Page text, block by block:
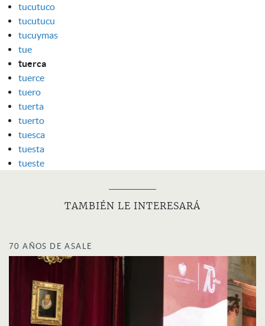
tucutuco
tucutucu
tucuymas
tue
tuerca
tuerce
tuero
tuerta
tuerto
tuesca
tuesta
tueste
TAMBIÉN LE INTERESARÁ
70 AÑOS DE ASALE